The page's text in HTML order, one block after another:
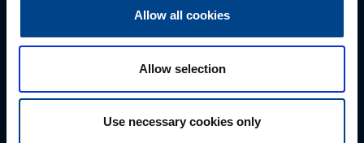
Allow all cookies
Allow selection
Use necessary cookies only
MÜÜGIJUHT
+372 56560000